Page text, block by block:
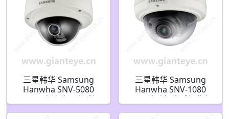
三星韩华 Samsung
Hanwha SNV-5080
1.3MP 高清防暴半球摄
三星韩华 Samsung
Hanwha SNV-1080
VGA 防破坏半球摄像机